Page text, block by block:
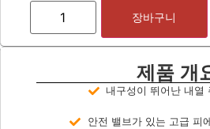
장바구니
제품 개
내구성이 뛰어난 내열
안전 밸브가 있는 고급 피